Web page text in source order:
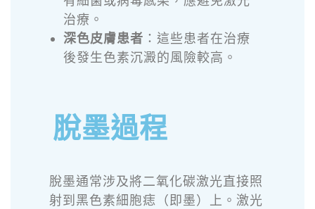
治療。
深色皮膚患者 ：這些患者在治療
後發生色素沉澱的風險較高。
脫墨過程
脫墨通常涉及將二氧化碳激光直接照
射到黑色素細胞痣（即墨）上。激光